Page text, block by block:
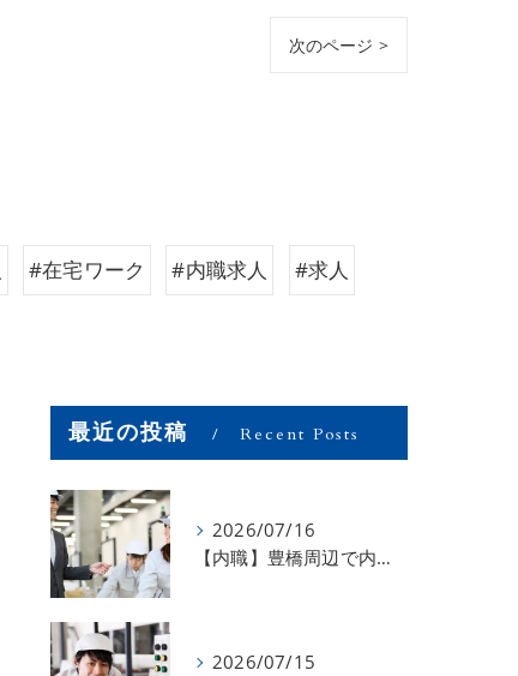
次のページ >
#在宅ワーク #内職求人 #求人
最近の投稿 Recent Posts
2026/07/16
【内職】豊橋周辺で内職のお仕事を探している方募集中！【お仕事の内容】
2026/07/15